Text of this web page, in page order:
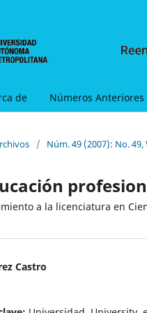
de Números Anteriores
/ Núm. 49 (2007): No.
a la licenciatura en
Castro